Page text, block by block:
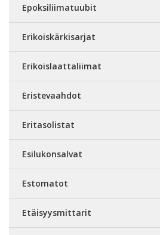
Epoksiliimatuubit
Erikoiskärkisarjat
Erikoislaattaliimat
Eristevaahdot
Eritasolistat
Esilukonsalvat
Estomatot
Etäisyysmittarit